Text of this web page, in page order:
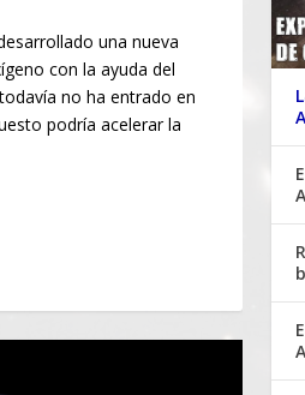
una nueva
con la ayuda del
no ha entrado en
podría acelerar la